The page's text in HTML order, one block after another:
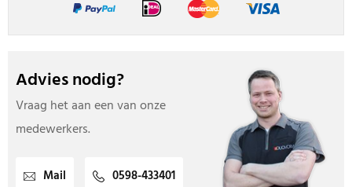
Advies nodig?
Vraag het aan een van onze
medewerkers.
Mail 0598-433401